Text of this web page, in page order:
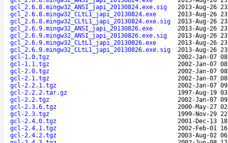
gcl_2.6.8.mingw32_ANSI_japi_20130824.exe.sig
2013-Aug-26
gcl_2.6.8.mingw32_CLtL1_japi_20130824.exe
2013-Aug-26
gcl_2.6.8.mingw32_CLtL1_japi_20130824.exe.sig
2013-Aug-26
gcl_2.6.9.mingw32_ANSI_japi_20130826.exe
2013-Aug-26
gcl_2.6.9.mingw32_ANSI_japi_20130826.exe.sig
2013-Aug-26
gcl_2.6.9.mingw32_CLtL1_japi_20130826.exe
2013-Aug-26
gcl_2.6.9.mingw32_CLtL1_japi_20130826.exe.sig
2013-Aug-26
gcl-1.0.tgz
2002-Jan-07
gcl-1.1.tgz
2002-Jan-07
gcl-2.0.tgz
2002-Jan-07
gcl-2.1.tgz
2002-Jan-07
gcl-2.2.1.tgz
2002-Jan-07
gcl-2.2.2.tar.gz
1997-Aug-19
gcl-2.2.tgz
2002-Jan-07
gcl-2.3.6.tgz
2000-May-27
gcl-2.3.tgz
1999-Nov-29
gcl-2.4.0.tgz
2001-Dec-13
gcl-2.4.1.tgz
2002-Feb-01
gcl-2.4.2.tgz
2003-Aug-02